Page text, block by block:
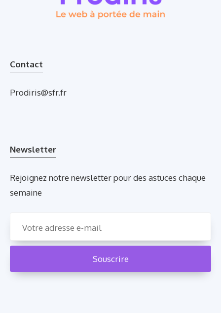
Contact
Prodiris@sfr.fr
Newsletter
Rejoignez notre newsletter pour des astuces chaque
semaine